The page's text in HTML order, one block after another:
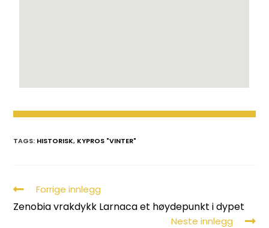
TAGS: HISTORISK, KYPROS "VINTER"
Forrige innlegg
Zenobia vrakdykk Larnaca et høydepunkt i dypet
Neste innlegg